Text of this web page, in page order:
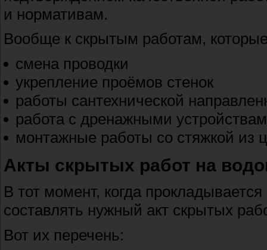
и нормативам.
Вообще к скрытым работам,
смена проводки
укрепление проёмов стенок
работы сантехнической
работа с дренажными
монтажные работы со стяжкой из
Акты скрытых работ на
В тот момент, когда
составлять нужный акт скрытых
Вот их перечень: